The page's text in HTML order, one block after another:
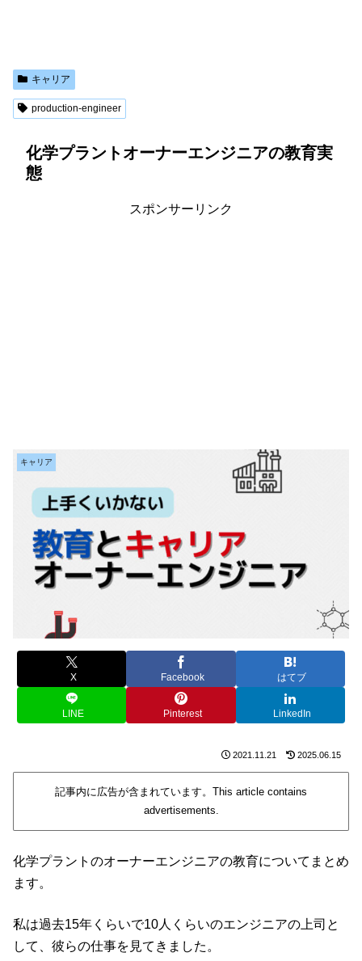
キャリア
production-engineer
化学プラントオーナーエンジニアの教育実
態
スポンサーリンク
キャリア
X Facebook はてブ
LINE Pinterest LinkedIn
2021.11.21 2025.06.15
記事内に広告が含まれています。This article contains
advertisements.
化学プラントのオーナーエンジニアの教育についてまとめ
ます。
私は過去15年くらいで10人くらいのエンジニアの上司と
して、彼らの仕事を見てきました。